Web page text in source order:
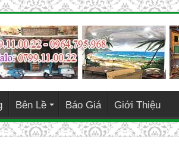
Bên Lề Báo Giá Giới Thiệu